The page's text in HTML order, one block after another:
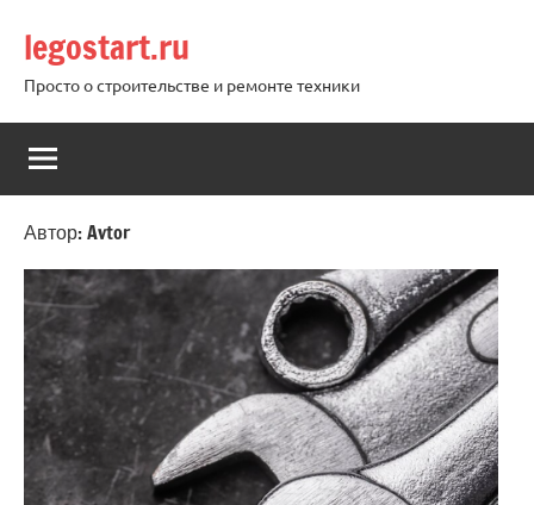
содержимому
legostart.ru
Просто о строительстве и ремонте техники
Автор:Avtor